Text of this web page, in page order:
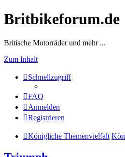
Britbikeforum.de
Britische Motorräder und mehr ...
Zum Inhalt
Schnellzugriff
FAQ
Anmelden
Registrieren
Königliche Themenvielfalt